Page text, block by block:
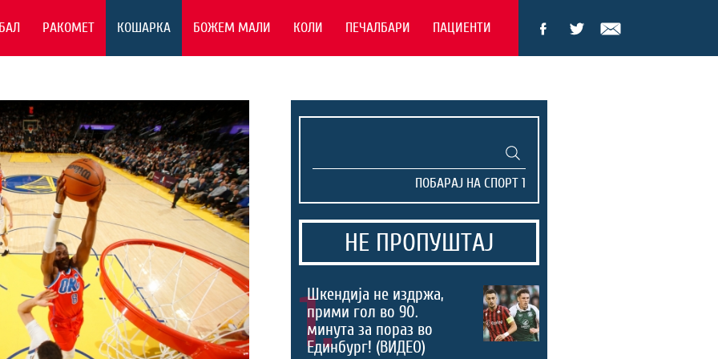
РАКОМЕТ КОШАРКА БОЖЕМ МАЛИ КОЛИ ПЕЧАЛБАРИ ПАЦИЕНТИ
НЕ ПРОПУШТАЈ
1.
Шкендија не издржа,
прими гол во 90.
минута за пораз во
Единбург! (ВИДЕО)